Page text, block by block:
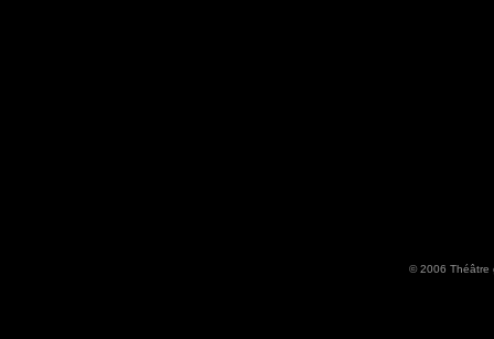
© 2006 Théâtre